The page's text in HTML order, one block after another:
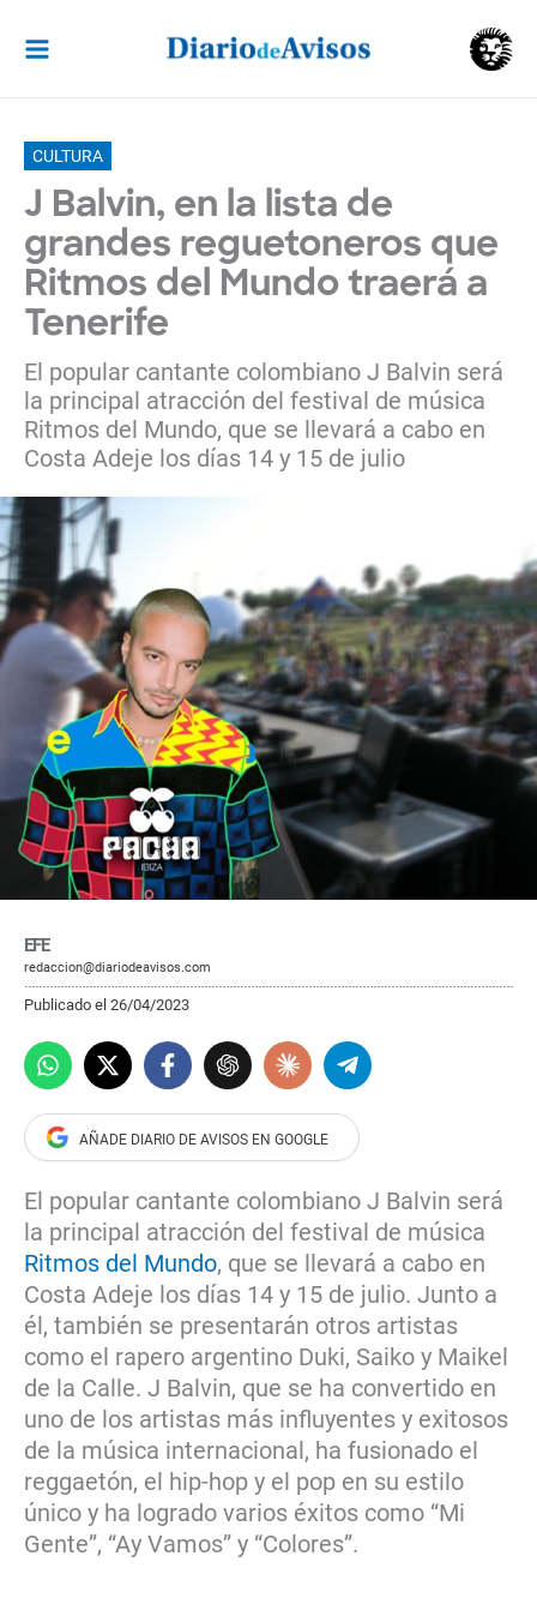
contenido
CULTURA
J Balvin, en la lista de
grandes reguetoneros que
Ritmos del Mundo traerá a
Tenerife
El popular cantante colombiano J Balvin será
la principal atracción del festival de música
Ritmos del Mundo, que se llevará a cabo en
Costa Adeje los días 14 y 15 de julio
EFE
redaccion@diariodeavisos.com
Publicado el 26/04/2023
El popular cantante colombiano J Balvin será
la principal atracción del festival de música
Ritmos del Mundo, que se llevará a cabo en
Costa Adeje los días 14 y 15 de julio. Junto a
él, también se presentarán otros artistas
como el rapero argentino Duki, Saiko y Maikel
de la Calle. J Balvin, que se ha convertido en
uno de los artistas más influyentes y exitosos
de la música internacional, ha fusionado el
reggaetón, el hip-hop y el pop en su estilo
único y ha logrado varios éxitos como “Mi
Gente”, “Ay Vamos” y “Colores”.